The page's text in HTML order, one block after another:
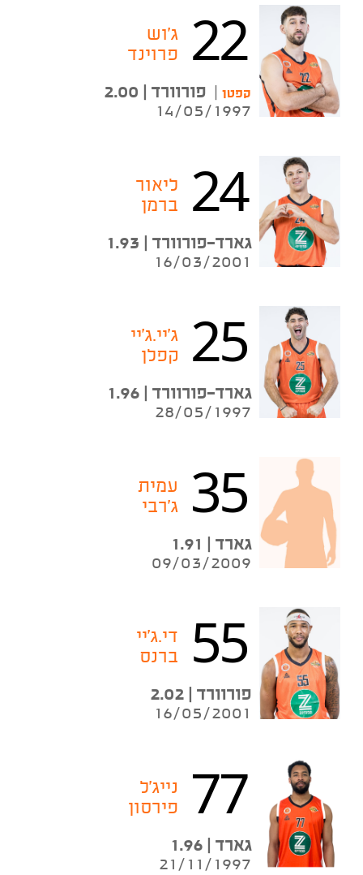
22
ג'וש
פרוינד
קפטן |פורוורד | 2.00
14/05/1997
24
ליאור
ברמן
גארד-פורוורד | 1.93
16/03/2001
25
ג'יי.ג'יי
קפלן
גארד-פורוורד | 1.96
28/05/1997
35
עמית
ג'רבי
גארד | 1.91
09/03/2009
55
די.ג'יי
ברנס
פורוורד | 2.02
16/05/2001
77
נייג'ל
פירסון
גארד | 1.96
21/11/1997